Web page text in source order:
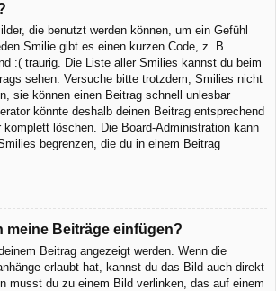
die benutzt werden können, um ein Gefühl
Smilie gibt es einen kurzen Code, z. B.
:( traurig. Die Liste aller Smilies kannst du beim
sehen. Versuche bitte trotzdem, Smilies nicht
sie können einen Beitrag schnell unlesbar
könnte deshalb deinen Beitrag entsprechend
komplett löschen. Die Board-Administration kann
begrenzen, die du in einem Beitrag
meine Beiträge einfügen?
Beitrag angezeigt werden. Wenn die
erlaubt hat, kannst du das Bild auch direkt
musst du zu einem Bild verlinken, das auf einem